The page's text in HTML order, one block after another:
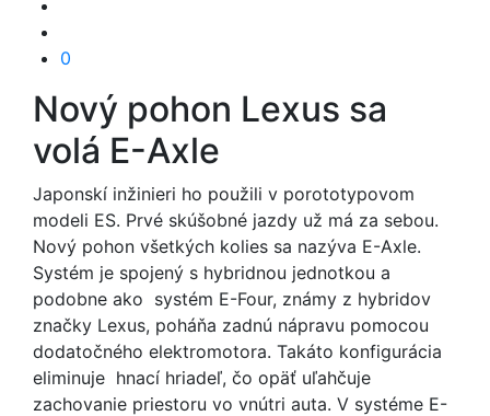
0
Nový pohon Lexus sa
volá E-Axle
Japonskí inžinieri ho použili v porototypovom
modeli ES. Prvé skúšobné jazdy už má za sebou.
Nový pohon všetkých kolies sa nazýva E-Axle.
Systém je spojený s hybridnou jednotkou a
podobne ako systém E-Four, známy z hybridov
značky Lexus, poháňa zadnú nápravu pomocou
dodatočného elektromotora. Takáto konfigurácia
eliminuje hnací hriadeľ, čo opäť uľahčuje
zachovanie priestoru vo vnútri auta. V systéme E-